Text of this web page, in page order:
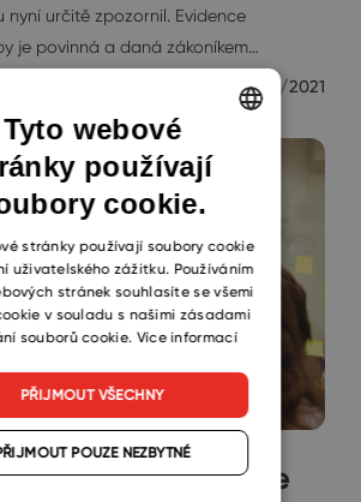
nyní určitě zpozornil. Evidence
je povinná a daná zákoníkem…
12/21/2021
software můžete
ENGLISH
CZECH
SLOVAK
Tyto webové
používají
cookie.
stránky používají soubory cookie
uživatelského zážitku. Používáním
stránek souhlasíte se všemi
v souladu s našimi zásadami
souborů cookie. Více informací
PŘIJMOUT VŠECHNY
POUZE NEZBYTNÉ